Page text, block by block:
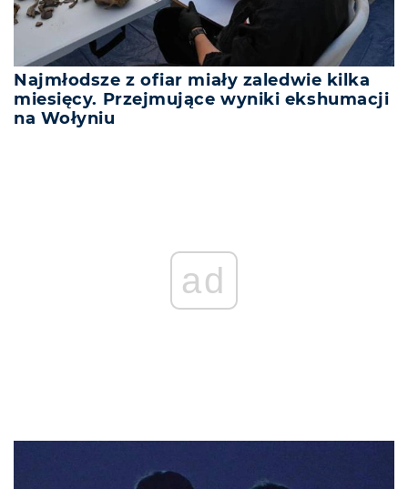
Najmłodsze z ofiar miały zaledwie kilka
miesięcy. Przejmujące wyniki ekshumacji
na Wołyniu
ad